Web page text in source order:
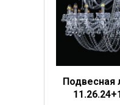
Подвесная